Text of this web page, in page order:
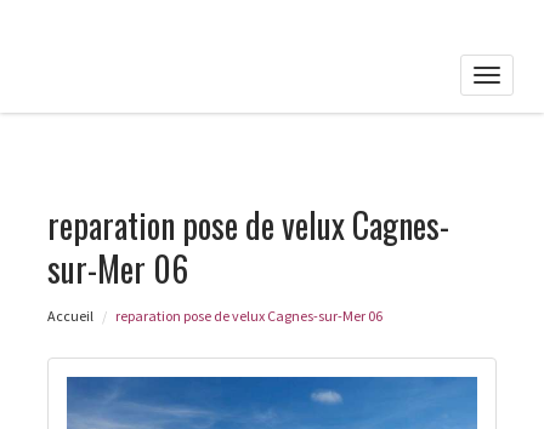
Toggle
reparation pose de velux Cagnes-
sur-Mer 06
Accueil reparation pose de velux Cagnes-sur-Mer 06